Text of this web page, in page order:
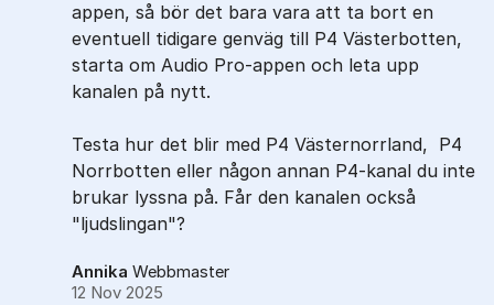
appen, så bör det bara vara att ta bort en
eventuell tidigare genväg till P4 Västerbotten,
starta om Audio Pro-appen och leta upp
kanalen på nytt.
Testa hur det blir med P4 Västernorrland, P4
Norrbotten eller någon annan P4-kanal du inte
brukar lyssna på. Får den kanalen också
"ljudslingan"?
Annika Webbmaster
12 Nov 2025